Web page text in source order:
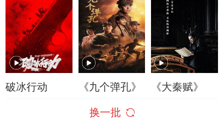
破冰行动 《九个弹孔》 《大秦赋》
换一批